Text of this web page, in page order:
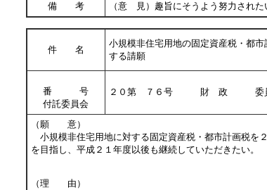
備 考
（意 見）趣旨にそうよう努力された
件 名
小規模非住宅用地の固定資産税・都
する請願
番 号
付託委員会
２０第 ７６号 財 政 委員
（願 意）
小規模非住宅用地に対する固定資産税・都市計画税を
を目指し、平成２１年度以後も継続していただきたい。
（理 由）